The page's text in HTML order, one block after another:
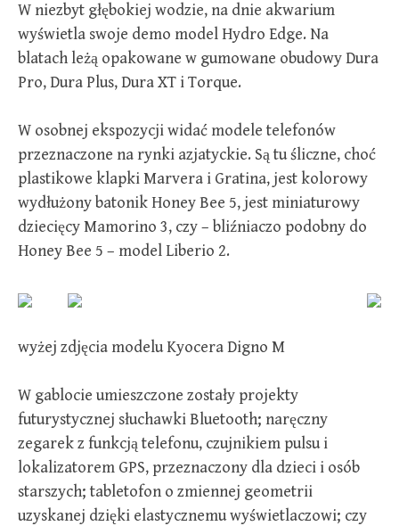
W niezbyt głębokiej wodzie, na dnie akwarium
wyświetla swoje demo model Hydro Edge. Na
blatach leżą opakowane w gumowane obudowy Dura
Pro, Dura Plus, Dura XT i Torque.
W osobnej ekspozycji widać modele telefonów
przeznaczone na rynki azjatyckie. Są tu śliczne, choć
plastikowe klapki Marvera i Gratina, jest kolorowy
wydłużony batonik Honey Bee 5, jest miniaturowy
dziecięcy Mamorino 3, czy – bliźniaczo podobny do
Honey Bee 5 – model Liberio 2.
wyżej zdjęcia modelu Kyocera Digno M
W gablocie umieszczone zostały projekty
futurystycznej słuchawki Bluetooth; naręczny
zegarek z funkcją telefonu, czujnikiem pulsu i
lokalizatorem GPS, przeznaczony dla dzieci i osób
starszych; tabletofon o zmiennej geometrii
uzyskanej dzięki elastycznemu wyświetlaczowi; czy